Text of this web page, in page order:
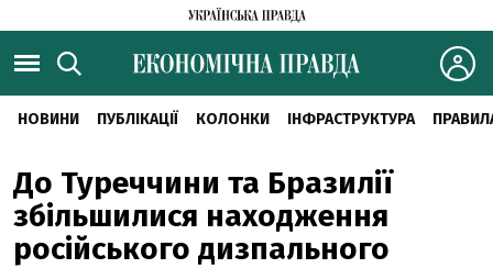
НОВИНИ ПУБЛІКАЦІЇ КОЛОНКИ ІНФРАСТРУКТУРА
До Туреччини та Бразилії
збільшилися находження
російського дизпального